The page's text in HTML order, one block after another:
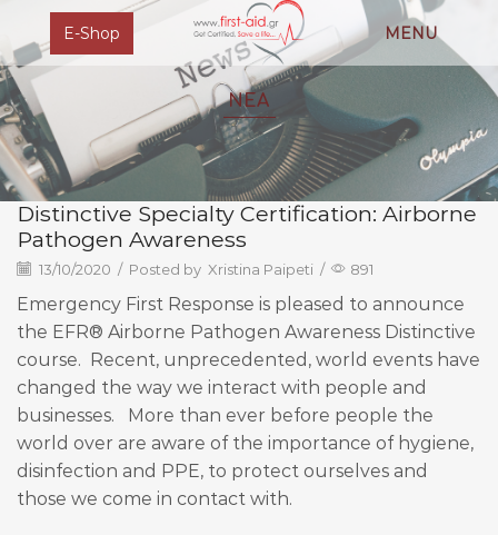
E-Shop MENU
ΝΕΑ
Distinctive Specialty Certification: Airborne
Pathogen Awareness
13/10/2020 / Posted by Xristina Paipeti / 891
Emergency First Response is pleased to announce
the EFR® Airborne Pathogen Awareness Distinctive
course. Recent, unprecedented, world events have
changed the way we interact with people and
businesses. More than ever before people the
world over are aware of the importance of hygiene,
disinfection and PPE, to protect ourselves and
those we come in contact with.